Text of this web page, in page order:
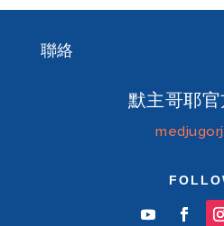
聯絡
默主哥耶